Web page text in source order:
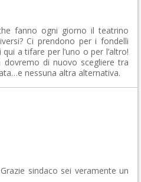
fanno ogni giorno il teatrino
Ci prendono per i fondelli
a tifare per l’uno o per l’altro!
dovremo di nuovo scegliere tra
nessuna altra alternativa.
sindaco sei veramente un